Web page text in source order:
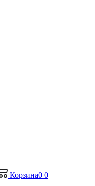
Корзина0 0